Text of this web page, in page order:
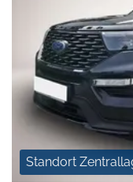
Standort